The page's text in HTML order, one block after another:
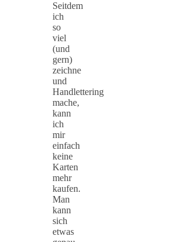
Seitdem
ich
so
viel
(und
gern)
zeichne
und
Handlettering
mache,
kann
ich
mir
einfach
keine
Karten
mehr
kaufen.
Man
kann
sich
etwas